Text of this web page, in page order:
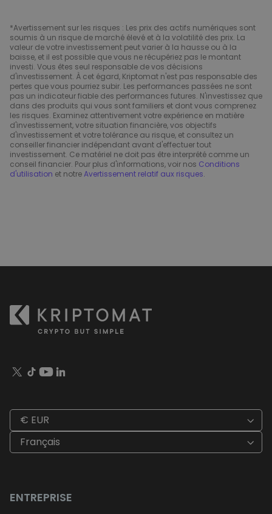
*Avertissement sur les risques : Les prix des actifs numériques sont
soumis à un risque de marché élevé et à la volatilité des prix. La
valeur de votre investissement peut varier à la hausse ou à la
baisse, et il est possible que vous ne récupériez pas le montant
investi. Vous êtes seul responsable de vos décisions
d'investissement. À cet égard, Kriptomat n'est pas responsable des
pertes que vous pourriez subir. Les performances passées ne sont
pas un indicateur fiable des performances futures. N'investissez que
dans des produits qui vous sont familiers et dont vous comprenez
les risques. Examinez attentivement votre expérience en matière
d'investissement, votre situation financière, vos objectifs
d'investissement et votre tolérance au risque, et consultez un
conseiller financier indépendant avant d'effectuer tout
investissement. Ce matériel ne doit pas être interprété comme un
conseil financier. Pour plus d'informations, voir nos Conditions
d'utilisation et notreAvertissement relatif aux risques.
€ EUR
Français
ENTREPRISE